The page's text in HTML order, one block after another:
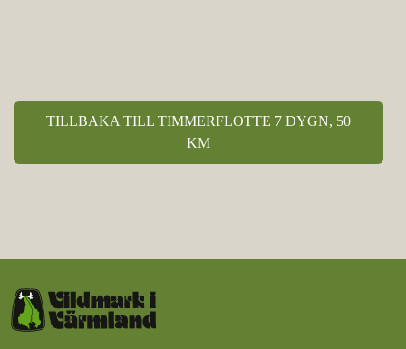
TILLBAKA TILL TIMMERFLOTTE 7 DYGN, 50
KM